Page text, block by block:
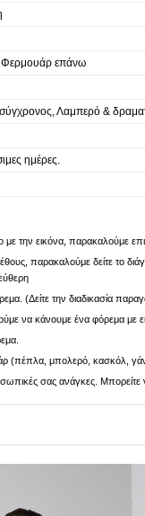
Φερμουάρ επάνω
σύγχρονος, Λαμπερό &
ημέρες.
με την εικόνα, παρακαλούμε
παρακαλούμε δείτε το
(Δείτε την διαδικασία
να κάνουμε ένα φόρεμα με
(πέπλα, μπολερό, κασκόλ,
σας ανάγκες. Μπορείτε